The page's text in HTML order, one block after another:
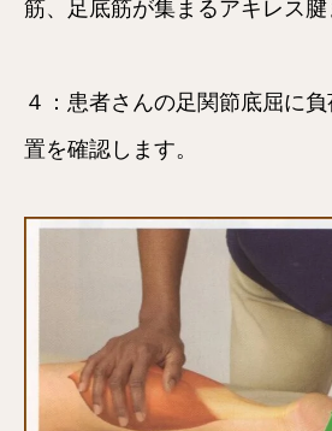
筋、足底筋が集まるアキレス腱
４：患者さんの足関節底屈に
置を確認します。